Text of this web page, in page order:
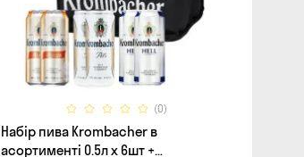
(0)
Набір пива Krombacher в
асортименті 0.5л х 6шт +